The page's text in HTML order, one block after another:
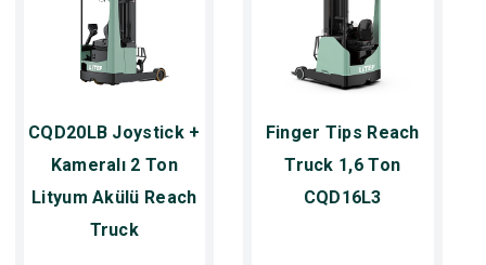
CQD20LB Joystick +
Kameralı 2 Ton
Lityum Akülü Reach
Truck
Finger Tips Reach
Truck 1,6 Ton
CQD16L3